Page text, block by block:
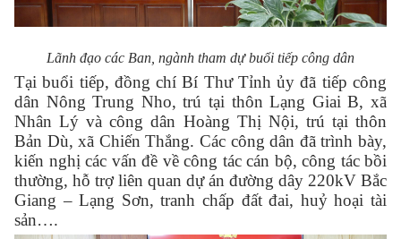
Lãnh đạo các Ban, ngành tham dự buổi tiếp công dân
Tại buổi tiếp, đồng chí Bí Thư Tỉnh ủy đã tiếp công
dân Nông Trung Nho, trú tại thôn Lạng Giai B, xã
Nhân Lý và công dân Hoàng Thị Nội, trú tại thôn
Bản Dù, xã Chiến Thắng. Các công dân đã trình bày,
kiến nghị các vấn đề về công tác cán bộ, công tác bồi
thường, hỗ trợ liên quan dự án đường dây 220kV Bắc
Giang – Lạng Sơn, tranh chấp đất đai, huỷ hoại tài
sản….